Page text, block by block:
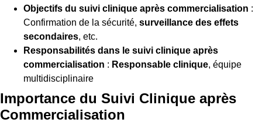
Objectifs du suivi clinique après commercialisation :
Confirmation de la sécurité, surveillance des effets
secondaires, etc.
Responsabilités dans le suivi clinique après
commercialisation : Responsable clinique, équipe
multidisciplinaire
Importance du Suivi Clinique après
Commercialisation